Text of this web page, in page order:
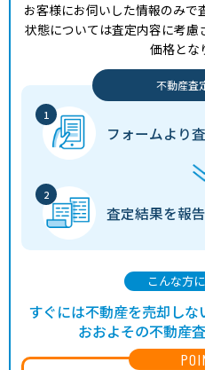
お客様にお伺いした情報のみで
状態については査定内容に考
価格とな
不動産査
フォームより
査定結果を報
こんな方
すぐには不動産を売却しな
おおよその不動産